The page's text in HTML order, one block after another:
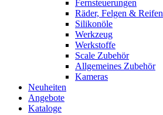
Fernsteuerungen
Räder, Felgen & Reifen
Silikonöle
Werkzeug
Werkstoffe
Scale Zubehör
Allgemeines Zubehör
Kameras
Neuheiten
Angebote
Kataloge